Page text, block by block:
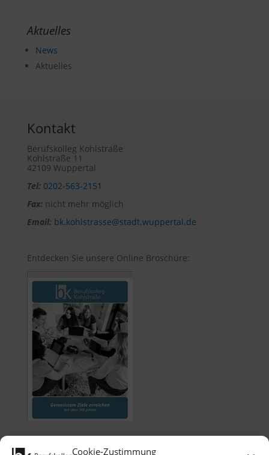
Cookie-Zustimmung
Aktuelles
News
Aktuelles
Kontakt
Berufskolleg Kohlstraße
Kohlstraße 11
42109 Wuppertal
Tel: 0202-563-2151
Fax:nicht mehr möglich
Email: bk.kohlstrasse@stadt.wuppertal.de
Entdecken Sie unsere Online Broschüre: